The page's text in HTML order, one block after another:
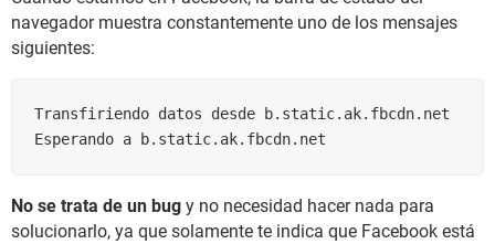
navegador muestra constantemente uno de los mensajes
siguientes:
Transfiriendo datos desde b.static.ak.fbcdn.net
Esperando a b.static.ak.fbcdn.net
No se trata de un bug y no necesidad hacer nada para
solucionarlo, ya que solamente te indica que Facebook está